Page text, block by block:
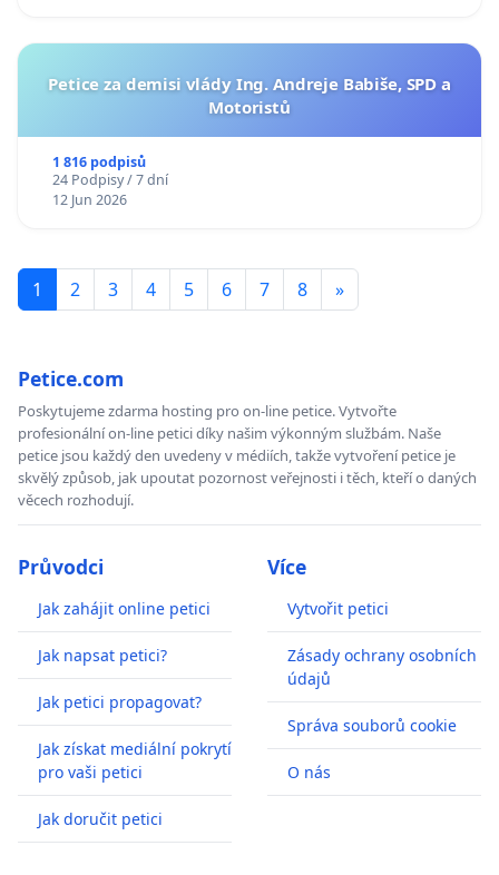
Petice za demisi vlády Ing. Andreje Babiše, SPD a
Motoristů
1 816 podpisů
24 Podpisy / 7 dní
12 Jun 2026
1 2 3 4 5 6 7 8 »
Petice.com
Poskytujeme zdarma hosting pro on-line petice. Vytvořte
profesionální on-line petici díky našim výkonným službám. Naše
petice jsou každý den uvedeny v médiích, takže vytvoření petice je
skvělý způsob, jak upoutat pozornost veřejnosti i těch, kteří o daných
věcech rozhodují.
Průvodci
Jak zahájit online petici
Jak napsat petici?
Jak petici propagovat?
Jak získat mediální pokrytí
pro vaši petici
Jak doručit petici
Více
Vytvořit petici
Zásady ochrany osobních
údajů
Správa souborů cookie
O nás